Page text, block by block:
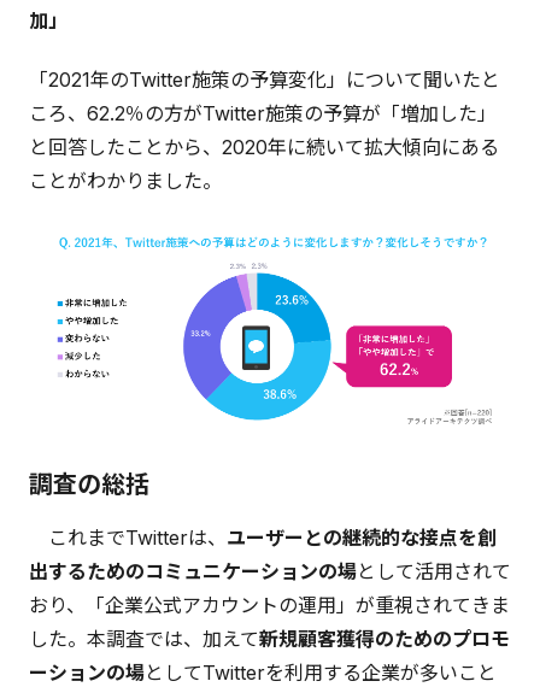
加」
「2021年のTwitter施策の予算変化」について聞いたと
ころ、62.2％の方がTwitter施策の予算が「増加した」
と回答したことから、2020年に続いて拡大傾向にある
ことがわかりました。
調査の総括
これまでTwitterは、 ユーザーとの継続的な接点を創
出するためのコミュニケーションの場として活用されて
おり、「企業公式アカウントの運用」が重視されてきま
した。本調査では、加えて新規顧客獲得のためのプロモ
ーションの場としてTwitterを利用する企業が多いこと